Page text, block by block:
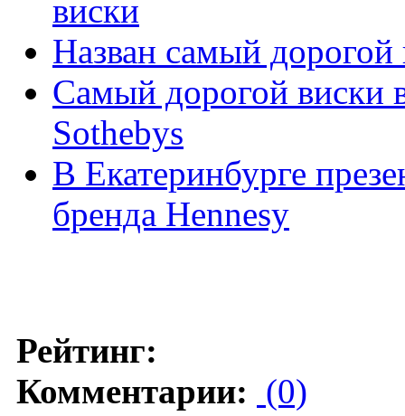
виски
Назван самый
Самый дорогой виски
Sothebys
В Екатеринбурге
бренда Hennesy
Рейтинг:
Комментарии: (0)